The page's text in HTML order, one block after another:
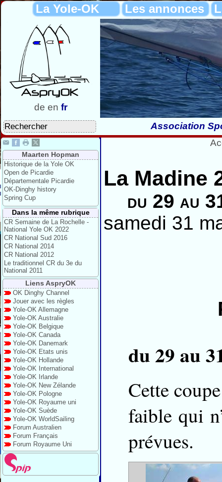
La Yole-OK Les annonces
de en fr
Association
Maarten Hopman
Historique de la Yole OK
Open de Picardie
Départementale Picardie
OK-Dinghy history
Spring Cup
Dans la même rubrique
CR Semaine de La Rochelle -
National Yole OK 2022
CR National Sud 2016
CR National 2014
CR National 2012
Le traditionnel CR du 3e du
National 2011
Liens AspryOK
OK Dinghy Channel
Jouer avec les règles
Yole-OK Allemagne
Yole-OK Australie
Yole-OK Belgique
Yole-OK Canada
Yole-OK Danemark
Yole-OK Etats unis
Yole-OK Hollande
Yole-OK International
Yole-OK Irlande
Yole-OK New Zélande
Yole-OK Pologne
Yole-OK Royaume uni
Yole-OK Suède
Yole-OK WorldSailing
Forum Australien
Forum Français
Forum Royaume Uni
La Madine
du 29 au
samedi 31
du 29 au
Cette
faible qui
prévues.